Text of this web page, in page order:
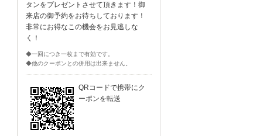
タンをプレゼントさせて頂きます！御
来店の御予約をお待ちしております！
非常にお得なこの機会をお見逃しな
く！
◆一回につき一枚まで有効です。
◆他のクーポンとの併用は出来ません。
QRコードで携帯にク
ーポンを転送